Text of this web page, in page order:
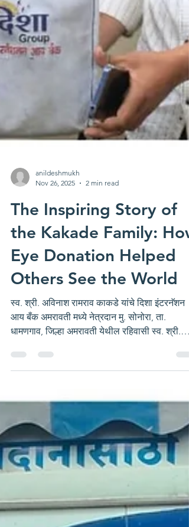
anildeshmukh
Nov 26, 2025
2 min read
The Inspiring Story of
the Kakade Family: How
Eye Donation Helped
Others See the World
आय बँक अमरावती मध्ये नेत्रदान मु. सोनोरा, ता.
धामणगाव, जिल्हा अमरावती येथील रहिवासी स्व. श्री.
दुःखत निधन झाले. कुटूंबातील व्यक्तीच्या निधनामुळे
कुटूंबियांना दुःख होणे स्वाभाविक असते. काकडे
सुद्धा दुःखाचा डोंगर कोसळले परंतु अशाही परिस्तितीत
गरजूंना या जगातील रंग पाहता येतील या उद्दात भावनेने
काकडे परिवाराच्या सदस्यांनी स्व. श्री. अविनाश रामराव
काकडे यांचे नेत्रदान करण्या